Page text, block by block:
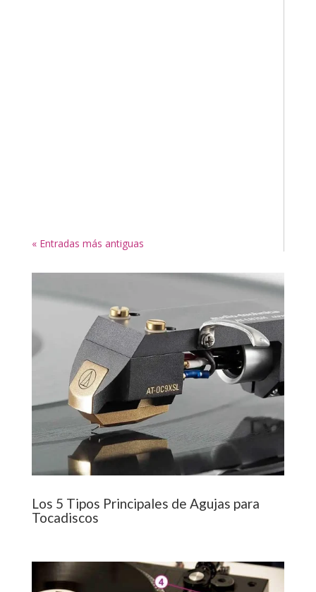
« Entradas más antiguas
Los 5 Tipos Principales de Agujas para
Tocadiscos